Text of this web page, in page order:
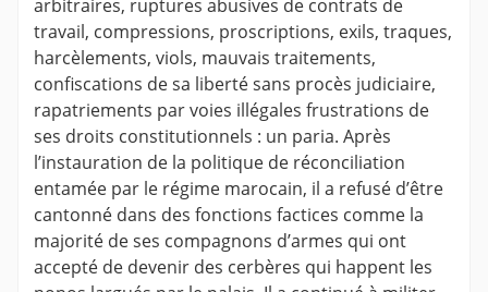
arbitraires, ruptures abusives de contrats de
travail, compressions, proscriptions, exils, traques,
harcèlements, viols, mauvais traitements,
confiscations de sa liberté sans procès judiciaire,
rapatriements par voies illégales frustrations de
ses droits constitutionnels : un paria. Après
l’instauration de la politique de réconciliation
entamée par le régime marocain, il a refusé d’être
cantonné dans des fonctions factices comme la
majorité de ses compagnons d’armes qui ont
accepté de devenir des cerbères qui happent les